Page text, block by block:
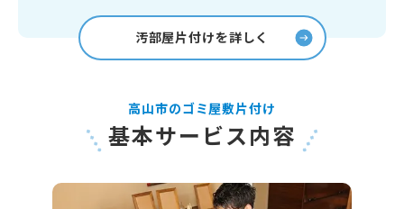
汚部屋片付けを詳しく
高山市のゴミ屋敷片付け
基本サービス内容